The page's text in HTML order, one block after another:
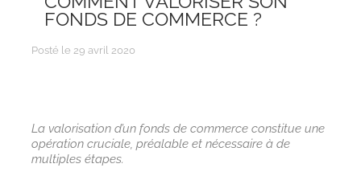
La valorisation d’un fonds de commerce constitue une
opération cruciale, préalable et nécessaire à de
multiples étapes.
FONDS DE COMMERCE ?
Posté le 29 avril 2020